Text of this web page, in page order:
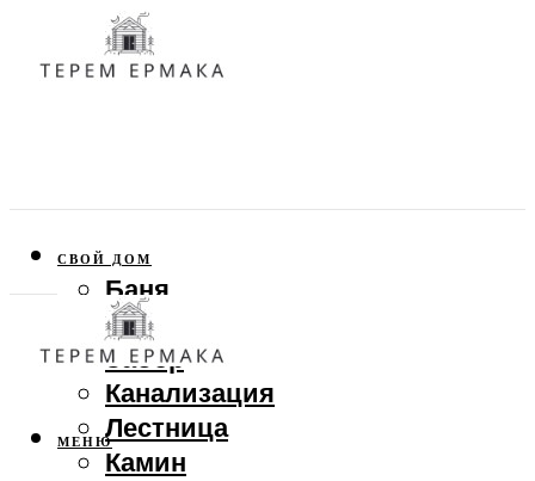
СВОЙ ДОМ
Баня
Веранда
Забор
Канализация
Лестница
Камин
МЕНЮ